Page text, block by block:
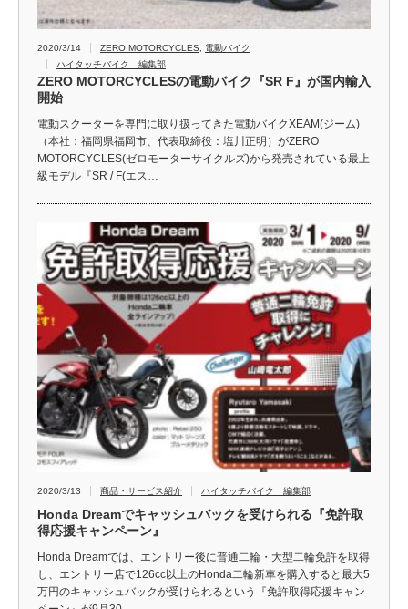
2020/3/14 ZERO MOTORCYCLES
電動バイク
ハイタッチバイク 編集部
ZERO MOTORCYCLESの電動バイク『SR F』が国内輸入
開始
電動スクーターを専門に取り扱ってきた電動バイクXEAM(ジーム)
（本社：福岡県福岡市、代表取締役：塩川正明）がZERO
MOTORCYCLES(ゼロモーターサイクルズ)から発売されている最上
級モデル『SR / F(エス…
2020/3/13 商品・サービス紹介 ハイタッチバイク 編集部
Honda Dreamでキャッシュバックを受けられる『免許取
得応援キャンペーン』
Honda Dreamでは、エントリー後に普通二輪・大型二輪免許を取得
し、エントリー店で126cc以上のHonda二輪新車を購入すると最大5
万円のキャッシュバックが受けられるという『免許取得応援キャン